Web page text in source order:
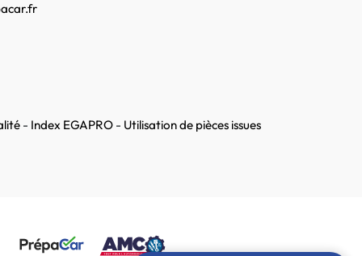
- Index EGAPRO - Utilisation de pièces issues